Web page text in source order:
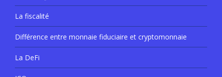
La fiscalité
Différence entre monnaie fiduciaire et cryptomonnaie
La DeFi